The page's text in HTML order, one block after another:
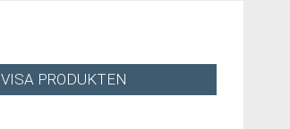
VISA PRODUKTEN